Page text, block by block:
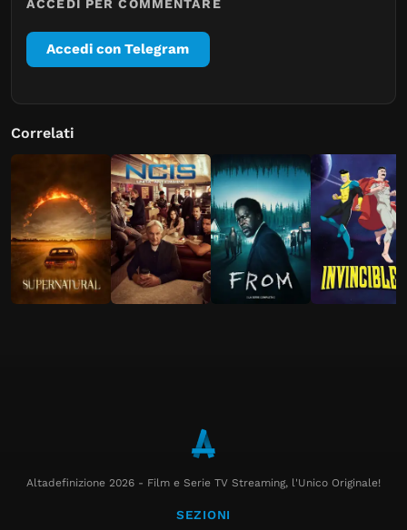
ACCEDI PER COMMENTARE
Accedi con Telegram
Correlati
Altadefinizione 2026 - Film e Serie TV Streaming, l'Unico Originale!
SEZIONI